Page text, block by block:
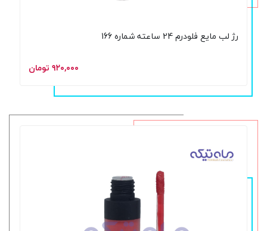
رژ لب مایع فلودرم 24 ساعته شماره 166
۹۲۰,۰۰۰ تومان